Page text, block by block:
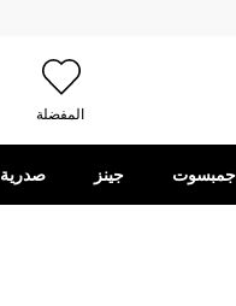
المفضلة
جمبسوت جينز صدرية